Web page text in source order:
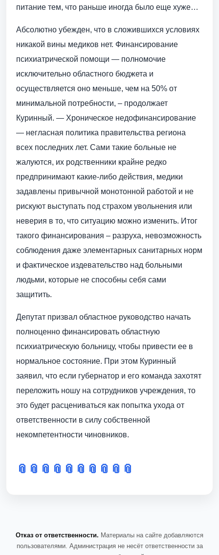
питание тем, что раньше иногда было еще хуже…
Абсолютно убежден, что в сложившихся условиях
никакой вины медиков нет. Финансирование
психиатрической помощи — полномочие
исключительно областного бюджета и
осуществляется оно меньше, чем на 50% от
минимальной потребности, – продолжает
Куринный. — Хроническое недофинансирование
— негласная политика правительства региона
всех последних лет. Сами такие больные не
жалуются, их родственники крайне редко
предпринимают какие-либо действия, медики
задавлены привычной монотонной работой и не
рискуют выступать под страхом увольнения или
неверия в то, что ситуацию можно изменить. Итог
такого финансирования – разруха, невозможность
соблюдения даже элементарных санитарных норм
и фактическое издевательство над больными
людьми, которые не способны себя сами
защитить.
Депутат призвал областное руководство начать
полноценно финансировать областную
психиатрическую больницу, чтобы привести ее в
нормальное состояние. При этом Куринный
заявил, что если губернатор и его команда захотят
переложить ношу на сотрудников учреждения, то
это будет расцениваться как попытка ухода от
ответственности в силу собственной
некомпетентности чиновников.
📎 📎 📎 📎 📎 📎 📎 📎 📎 📎
Отказ от ответственности. Материалы на сайте добавляются
пользователями. Администрация не несёт ответственности за